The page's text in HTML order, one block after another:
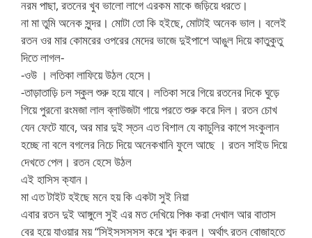
নরম পাছা, রতনের খুব ভালো লাগে এরকম মাকে জড়িয়ে ধরতে।
না মা তুমি অনেক সুন্দর। মোটা তো কি হইছে, মোটাই অনেক ভাল। বলেই
রতন ওর মার কোমরের ওপরের মেদের ভাজে দুইপাশে আঙুল দিয়ে কাতুকুতু
দিতে লাগল-
-ওউ । লতিকা লাফিয়ে উঠল হেসে।
-তাড়াতাড়ি চল স্কুল শুরু হয়ে যাবে। লতিকা সরে গিয়ে রতনের দিকে ঘুড়ে
গিয়ে পুরনো রংমজা লাল ব্লাউজটা গায়ে পরতে শুরু করে দিল। রতন চোখ
যেন ফেটে যাবে, অর মার দুই স্তন এত বিশাল যে কাচুলির কাপে সংকুলান
হচ্ছে না বলে বগলের নিচে দিয়ে অনেকখানি ফুলে আছে । রতন সাইড দিয়ে
দেখতে পেল। রতন হেসে উঠল
এই হাসিস ক্যান।
মা এত টাইট হইছে মনে হয় কি একটা সুই নিয়া
এবার রতন দুই আঙ্গুলে সুই এর মত দেখিয়ে পিঞ্চ করা দেখাল আর বাতাস
বের হয়ে যাওয়ার ময় “সিইসসসসস করে শব্দ করল। অর্থাৎ রতন বোজাহতে